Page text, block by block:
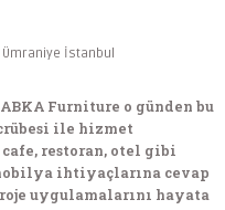
Ümraniye İstanbul
Furniture o günden bu
ile hizmet
restoran, otel gibi
ihtiyaçlarına cevap
uygulamalarını hayata